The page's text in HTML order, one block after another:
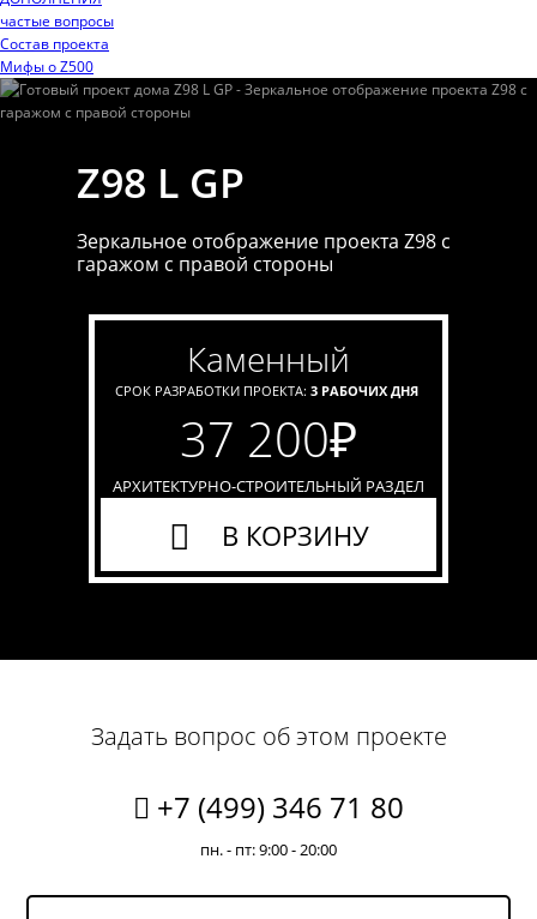
частые вопросы
Состав проекта
Мифы o Z500
Z98 L GP
Зеркальное отображение проекта Z98 с
гаражом с правой стороны
каменный
СРОК РАЗРАБОТКИ ПРОЕКТА: 3 РАБОЧИХ ДНЯ
37 200₽
АРХИТЕКТУРНО-СТРОИТЕЛЬНЫЙ РАЗДЕЛ
В КОРЗИНУ
Задать вопрос об этом проекте
+7 (499) 346 71 80
пн. - пт: 9:00 - 20:00